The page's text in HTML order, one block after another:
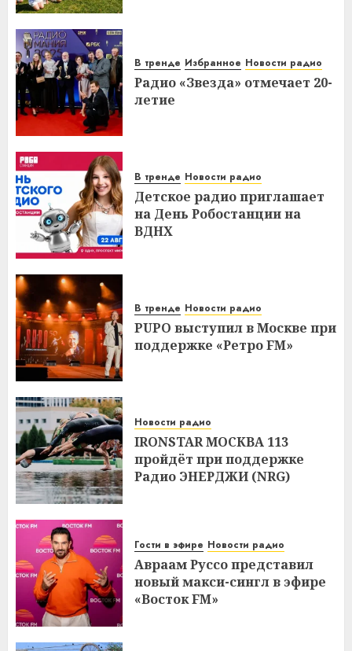
В тренде Избранное Новости радио
Радио «Звезда» отмечает 20-
летие
В тренде Новости радио
Детское радио приглашает
на День Робостанции на
ВДНХ
В тренде Новости радио
PUPO выступил в Москве при
поддержке «Ретро FM»
Новости радио
IRONSTAR МОСКВА 113
пройдёт при поддержке
Радио ЭНЕРДЖИ (NRG)
Гости в эфире Новости радио
Авраам Руссо представил
новый макси-сингл в эфире
«Восток FM»